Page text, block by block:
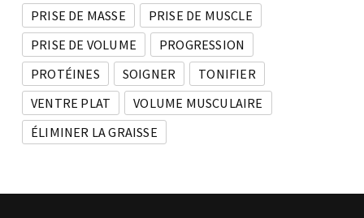
PRISE DE MASSE
PRISE DE MUSCLE
PRISE DE VOLUME
PROGRESSION
PROTÉINES
SOIGNER
TONIFIER
VENTRE PLAT
VOLUME MUSCULAIRE
ÉLIMINER LA GRAISSE